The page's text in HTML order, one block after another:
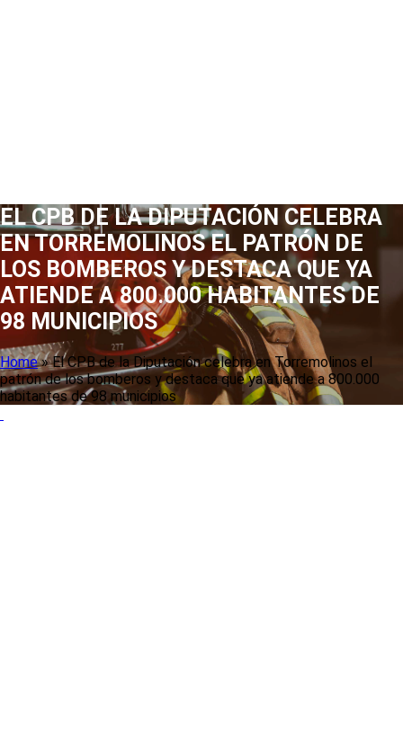
EL CPB DE LA DIPUTACIÓN CELEBRA
EN TORREMOLINOS EL PATRÓN DE
LOS BOMBEROS Y DESTACA QUE YA
ATIENDE A 800.000 HABITANTES DE
98 MUNICIPIOS
Home»El CPB de la Diputación celebra en Torremolinos el
patrón de los bomberos y destaca que ya atiende a 800.000
habitantes de 98 municipios